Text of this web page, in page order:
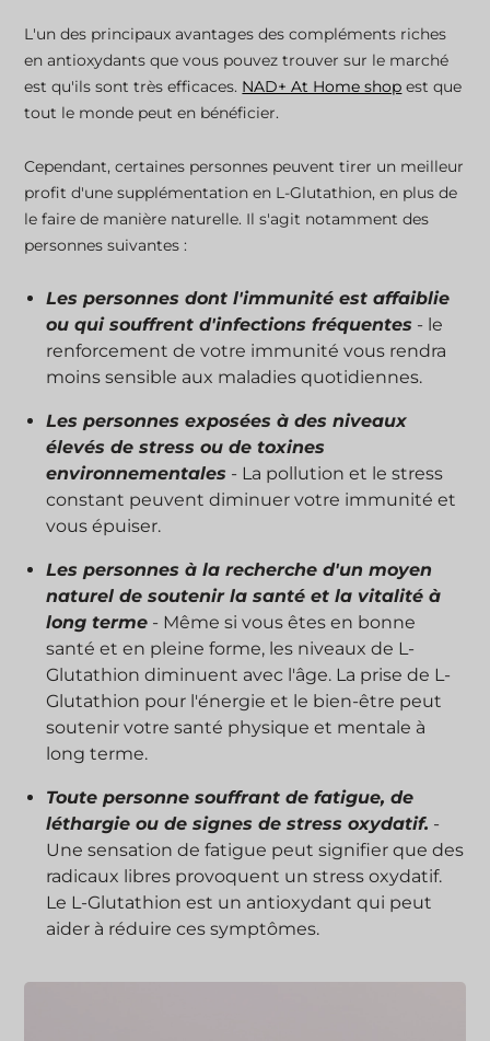
L'un des principaux avantages des compléments riches
en antioxydants que vous pouvez trouver sur le marché
est qu'ils sont très efficaces. NAD+ At Home shop est que
tout le monde peut en bénéficier.
Cependant, certaines personnes peuvent tirer un meilleur
profit d'une supplémentation en L-Glutathion, en plus de
le faire de manière naturelle. Il s'agit notamment des
personnes suivantes :
Les personnes dont l'immunité est affaiblie
ou qui souffrent d'infections fréquentes - le
renforcement de votre immunité vous rendra
moins sensible aux maladies quotidiennes.
Les personnes exposées à des niveaux
élevés de stress ou de toxines
environnementales - La pollution et le stress
constant peuvent diminuer votre immunité et
vous épuiser.
Les personnes à la recherche d'un moyen
naturel de soutenir la santé et la vitalité à
long terme - Même si vous êtes en bonne
santé et en pleine forme, les niveaux de L-
Glutathion diminuent avec l'âge. La prise de L-
Glutathion pour l'énergie et le bien-être peut
soutenir votre santé physique et mentale à
long terme.
Toute personne souffrant de fatigue, de
léthargie ou de signes de stress oxydatif. -
Une sensation de fatigue peut signifier que des
radicaux libres provoquent un stress oxydatif.
Le L-Glutathion est un antioxydant qui peut
aider à réduire ces symptômes.